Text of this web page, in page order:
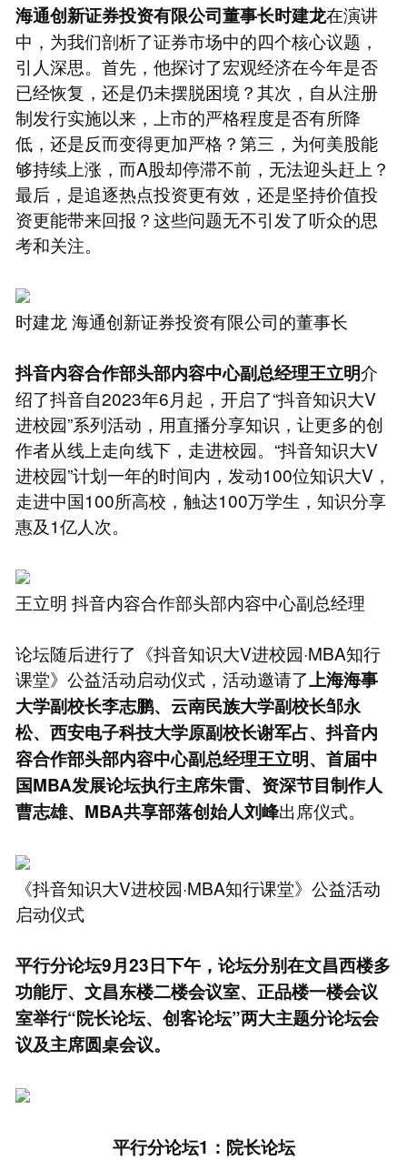
海通创新证券投资有限公司董事长时建龙在演讲
中，为我们剖析了证券市场中的四个核心议题，
引人深思。首先，他探讨了宏观经济在今年是否
已经恢复，还是仍未摆脱困境？其次，自从注册
制发行实施以来，上市的严格程度是否有所降
低，还是反而变得更加严格？第三，为何美股能
够持续上涨，而A股却停滞不前，无法迎头赶上？
最后，是追逐热点投资更有效，还是坚持价值投
资更能带来回报？这些问题无不引发了听众的思
考和关注。
时建龙 海通创新证券投资有限公司的董事长
抖音内容合作部头部内容中心副总经理王立明介
绍了抖音自2023年6月起，开启了“抖音知识大V
进校园”系列活动，用直播分享知识，让更多的创
作者从线上走向线下，走进校园。“抖音知识大V
进校园”计划一年的时间内，发动100位知识大V，
走进中国100所高校，触达100万学生，知识分享
惠及1亿人次。
王立明 抖音内容合作部头部内容中心副总经理
论坛随后进行了《抖音知识大V进校园·MBA知行
课堂》公益活动启动仪式，活动邀请了上海海事
大学副校长李志鹏、云南民族大学副校长邹永
松、西安电子科技大学原副校长谢军占、抖音内
容合作部头部内容中心副总经理王立明、首届中
国MBA发展论坛执行主席朱雷、资深节目制作人
曹志雄、MBA共享部落创始人刘峰出席仪式。
《抖音知识大V进校园·MBA知行课堂》公益活动
启动仪式
平行分论坛9月23日下午，论坛分别在文昌西楼多
功能厅、文昌东楼二楼会议室、正品楼一楼会议
室举行“院长论坛、创客论坛”两大主题分论坛会
议及主席圆桌会议。
平行分论坛1：院长论坛